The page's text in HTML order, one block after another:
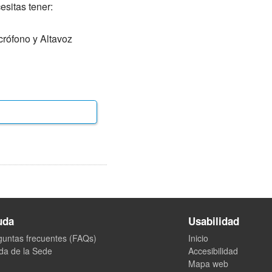
tener:
y Altavoz
frecuentes (FAQs)
de la Sede
Usabilidad
Inicio
Accesibilidad
Mapa web